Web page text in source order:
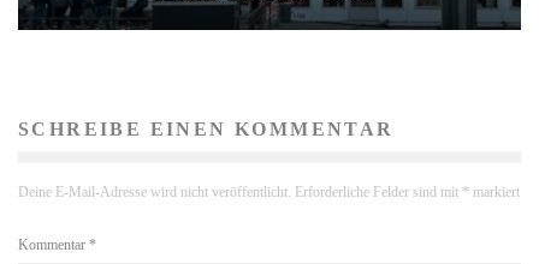
SCHREIBE EINEN KOMMENTAR
Deine E-Mail-Adresse wird nicht veröffentlicht. Erforderliche Felder sind mit * markiert
Kommentar *